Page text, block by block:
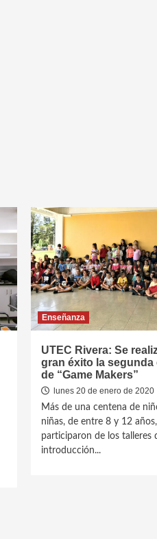
Enseñanza
UTEC Rivera: Se
gran éxito la segunda
de “Game Makers”
lunes 20 de enero de 2020
Más de una centena de
niñas, de entre 8 y 12 años,
participaron de los talleres
introducción...